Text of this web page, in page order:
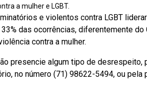
a mulher e LGBT.
e violentos contra LGBT
das ocorrências, diferentemente
contra a mulher.
presencie algum tipo de desrespeito,
no número (71) 98622-5494, ou pela